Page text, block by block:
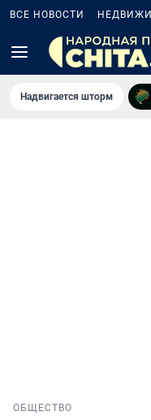
ВСЕ НОВОСТИ
Надвигается шторм
ОБЩЕСТВО